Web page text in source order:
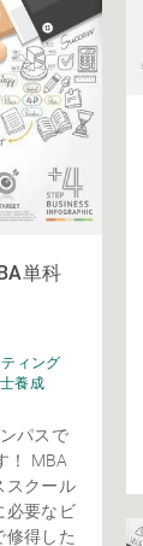
単科
ィング
養成
パスで
！ MBA
スクール
必要なビ
修得した